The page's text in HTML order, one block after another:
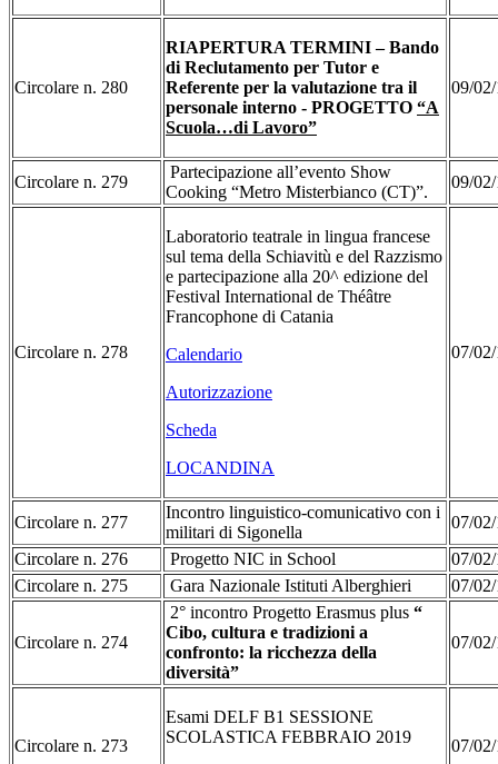
Circolare n. 280
RIAPERTURA TERMINI – Bando
di Reclutamento per Tutor e
Referente per la valutazione tra il
personale interno - PROGETTO “A
Scuola…di Lavoro”
09/
Circolare n. 279
Partecipazione all’evento Show
Cooking “Metro Misterbianco (CT)”.
09/
Circolare n. 278
Laboratorio teatrale in lingua francese
sul tema della Schiavitù e del Razzismo
e partecipazione alla 20^ edizione del
Festival International de Théâtre
Francophone di Catania
Calendario
Autorizzazione
Scheda
LOCANDINA
07/
Circolare n. 277
Incontro linguistico-comunicativo con i
militari di Sigonella
07/
Circolare n. 276
Progetto NIC in School
07/
Circolare n. 275
Gara Nazionale Istituti Alberghieri 07/
Circolare n. 274
2° incontro Progetto Erasmus plus “
Cibo, cultura e tradizioni a
confronto: la ricchezza della
diversità”
07/
Circolare n. 273
Esami DELF B1 SESSIONE
SCOLASTICA FEBBRAIO 2019
07/